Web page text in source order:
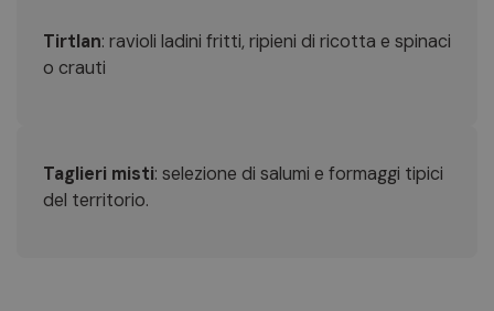
Tirtlan: ravioli ladini fritti, ripieni di ricotta e spinaci
o crauti
Taglieri misti: selezione di salumi e formaggi tipici
del territorio.